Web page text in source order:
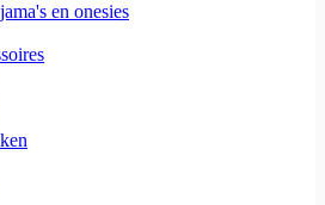
en onesies